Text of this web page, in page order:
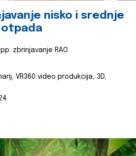
nisko i srednje
zbrinjavanje RAO
VR360 video produkcija, 3D,